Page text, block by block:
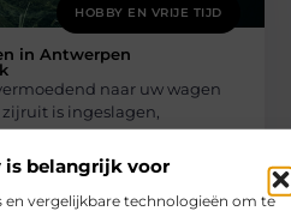
is belangrijk voor
vergelijkbare technologieën om te
HOBBY EN VRIJE TIJD
in Antwerpen
naar uw wagen
is ingeslagen,